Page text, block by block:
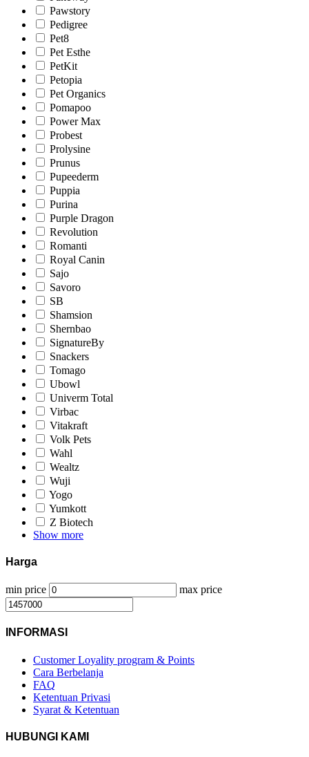
Pawstory
Pedigree
Pet8
Pet Esthe
PetKit
Petopia
Pet Organics
Pomapoo
Power Max
Probest
Prolysine
Prunus
Pupeederm
Puppia
Purina
Purple Dragon
Revolution
Romanti
Royal Canin
Sajo
Savoro
SB
Shamsion
Shernbao
SignatureBy
Snackers
Tomago
Ubowl
Univerm Total
Virbac
Vitakraft
Volk Pets
Wahl
Wealtz
Wuji
Yogo
Yumkott
Z Biotech
Show more
Harga
min price max price
INFORMASI
Customer Loyality program & Points
Cara Berbelanja
FAQ
Ketentuan Privasi
Syarat & Ketentuan
HUBUNGI KAMI